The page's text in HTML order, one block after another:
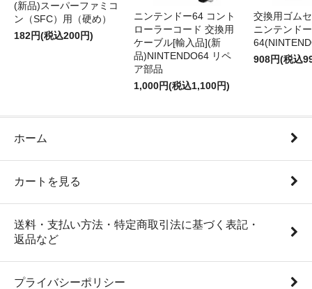
(新品)スーパーファミコ
ン（SFC）用（硬め）
182円(税込200円)
ニンテンドー64 コント
ローラーコード 交換用
ケーブル[輸入品](新
品)NINTENDO64 リペ
ア部品
1,000円(税込1,100円)
交換用ゴム
ニンテンドー
908円(税込
ホーム
カートを見る
送料・支払い方法・特定商取引法に基づく表記・
返品など
プライバシーポリシー